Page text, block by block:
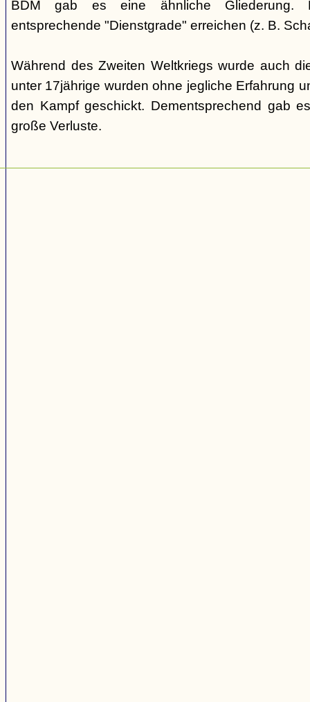
BDM gab es eine ähnliche Gliederung.
entsprechende "Dienstgrade" erreichen (z. B.
Während des Zweiten Weltkriegs wurde auch
unter 17jährige wurden ohne jegliche Erfahrung
den Kampf geschickt. Dementsprechend gab
große Verluste.